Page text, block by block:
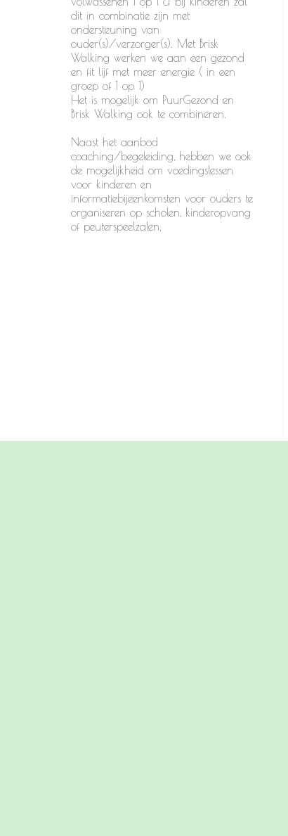
dit in combinatie zijn met
ondersteuning van
ouder(s)/verzorger(s). Met Brisk
Walking werken we aan een gezond
en fit lijf met meer energie ( in een
groep of 1 op 1)
Het is mogelijk om PuurGezond en
Brisk Walking ook te combineren.
Naast het aanbod
coaching/begeleiding, hebben we ook
de mogelijkheid om voedingslessen
voor kinderen en
informatiebijeenkomsten voor ouders te
organiseren op scholen, kinderopvang
of peuterspeelzalen,